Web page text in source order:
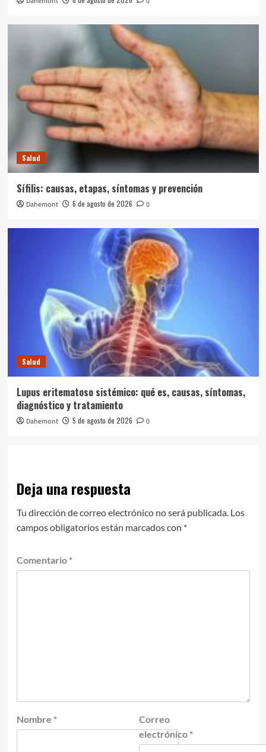
Salud
Sífilis: causas, etapas, síntomas y prevención
Dahemont 6 de agosto de 2026 0
Salud
Lupus eritematoso sistémico: qué es, causas, síntomas,
diagnóstico y tratamiento
Dahemont 5 de agosto de 2026 0
Deja una respuesta
Tu dirección de correo electrónico no será publicada. Los
campos obligatorios están marcados con *
Comentario *
Nombre *
Correo
electrónico *